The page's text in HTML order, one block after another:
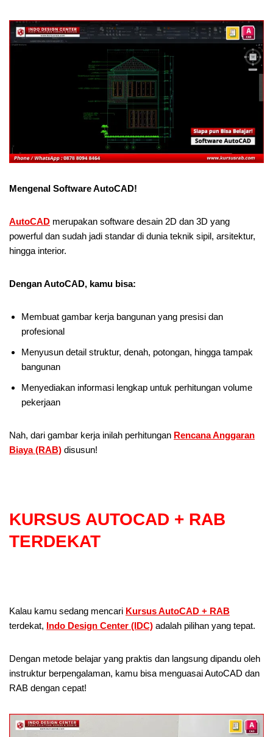
Mengenal Software AutoCAD!
AutoCAD merupakan software desain 2D dan 3D yang
powerful dan sudah jadi standar di dunia teknik sipil, arsitektur,
hingga interior.
Dengan AutoCAD, kamu bisa:
Membuat gambar kerja bangunan yang presisi dan
profesional
Menyusun detail struktur, denah, potongan, hingga tampak
bangunan
Menyediakan informasi lengkap untuk perhitungan volume
pekerjaan
Nah, dari gambar kerja inilah perhitungan Rencana Anggaran
Biaya (RAB) disusun!
KURSUS AUTOCAD + RAB
TERDEKAT
Kalau kamu sedang mencari Kursus AutoCAD + RAB
terdekat, Indo Design Center (IDC) adalah pilihan yang tepat.
Dengan metode belajar yang praktis dan langsung dipandu oleh
instruktur berpengalaman, kamu bisa menguasai AutoCAD dan
RAB dengan cepat!